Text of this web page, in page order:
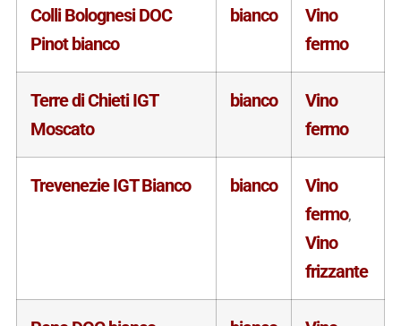
Colli Bolognesi DOC
Pinot bianco
bianco
Vino
fermo
Terre di Chieti IGT
Moscato
bianco
Vino
fermo
Trevenezie IGT Bianco bianco
Vino
fermo,
Vino
frizzante